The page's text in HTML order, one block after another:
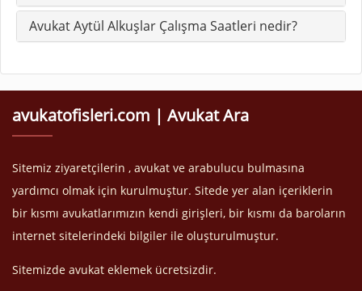
Avukat Aytül Alkuşlar Çalışma Saatleri nedir?
avukatofisleri.com | Avukat Ara
Sitemiz ziyaretçilerin , avukat ve arabulucu bulmasına
yardımcı olmak için kurulmuştur. Sitede yer alan içeriklerin
bir kısmı avukatlarımızın kendi girişleri, bir kısmı da baroların
internet sitelerindeki bilgiler ile oluşturulmuştur.
Sitemizde avukat eklemek ücretsizdir.